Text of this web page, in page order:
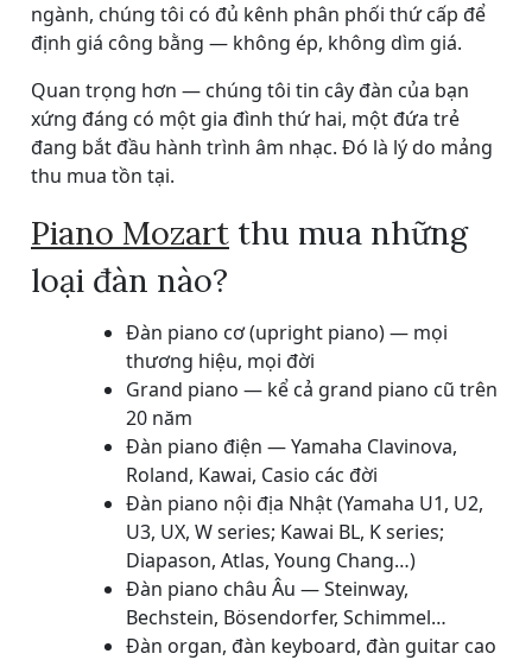
ngành, chúng tôi có đủ kênh phân phối thứ cấp để
định giá công bằng — không ép, không dìm giá.
Quan trọng hơn — chúng tôi tin cây đàn của bạn
xứng đáng có một gia đình thứ hai, một đứa trẻ
đang bắt đầu hành trình âm nhạc. Đó là lý do mảng
thu mua tồn tại.
Piano Mozart thu mua những
loại đàn nào?
Đàn piano cơ (upright piano) — mọi
thương hiệu, mọi đời
Grand piano — kể cả grand piano cũ trên
20 năm
Đàn piano điện — Yamaha Clavinova,
Roland, Kawai, Casio các đời
Đàn piano nội địa Nhật (Yamaha U1, U2,
U3, UX, W series; Kawai BL, K series;
Diapason, Atlas, Young Chang…)
Đàn piano châu Âu — Steinway,
Bechstein, Bösendorfer, Schimmel…
Đàn organ, đàn keyboard, đàn guitar cao